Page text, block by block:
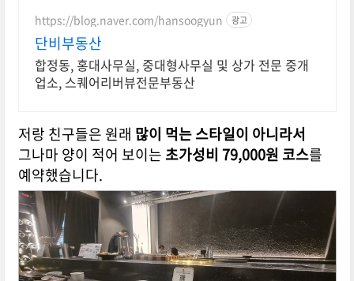
https://blog.naver.com/hansoogyun 광고
단비부동산
합정동, 홍대사무실, 중대형사무실 및 상가 전문 중개
업소, 스퀘어리버뷰전문부동산
저랑 친구들은 원래 많이 먹는 스타일이 아니라서
그나마 양이 적어 보이는 초가성비 79,000원 코스를
예약했습니다.